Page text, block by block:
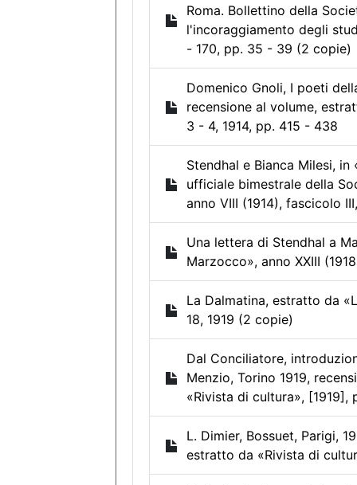
Roma. Bollettino della
l'incoraggiamento degli
- 170, pp. 35 - 39 (2 copie)
Domenico Gnoli, I poeti
recensione al volume,
3 - 4, 1914, pp. 415 - 438
Stendhal e Bianca Milesi,
ufficiale bimestrale della
anno VIII (1914), fascicolo
Una lettera di Stendhal a
Marzocco», anno XXIII
La Dalmatina, estratto da
18, 1919 (2 copie)
Dal Conciliatore,
Menzio, Torino 1919,
«Rivista di cultura», [1919],
L. Dimier, Bossuet, Parigi,
estratto da «Rivista di